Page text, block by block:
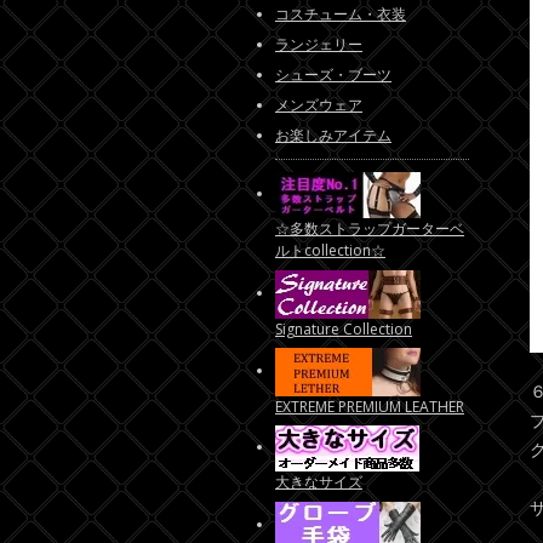
コスチューム・衣装
ランジェリー
シューズ・ブーツ
メンズウェア
お楽しみアイテム
☆多数ストラップガーターベ
ルトcollection☆
Signature Collection
EXTREME PREMIUM LEATHER
大きなサイズ